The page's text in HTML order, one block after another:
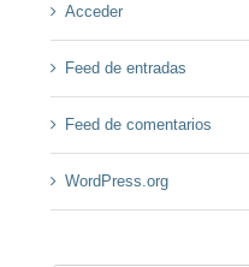
Acceder
Feed de entradas
Feed de comentarios
WordPress.org